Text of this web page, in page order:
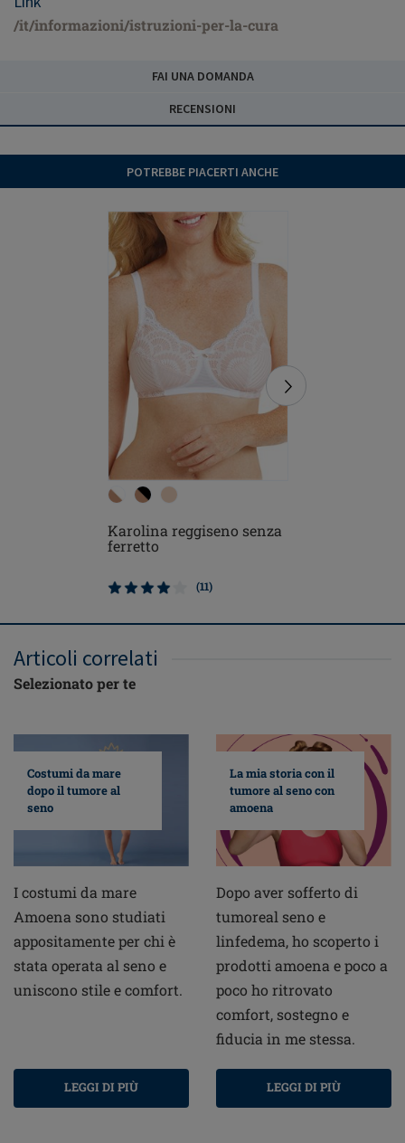
/it/informazioni/istruzioni-per-la-cura
FAI UNA DOMANDA
RECENSIONI
POTREBBE PIACERTI ANCHE
Karolina reggiseno senza
ferretto
(11)
Articoli correlati
Selezionato per te
Costumi da mare
dopo il tumore al
seno
I costumi da mare
Amoena sono studiati
appositamente per chi è
stata operata al seno e
uniscono stile e comfort.
LEGGI DI PIÙ
La mia storia con il
tumore al seno con
amoena
Dopo aver sofferto di
tumoreal seno e
linfedema, ho scoperto i
prodotti amoena e poco a
poco ho ritrovato
comfort, sostegno e
fiducia in me stessa.
LEGGI DI PIÙ